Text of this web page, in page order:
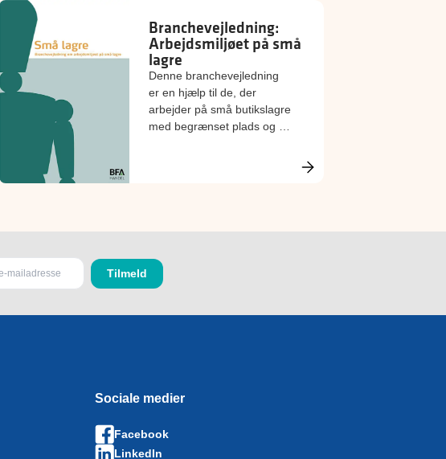
Branchevejledning:
Arbejdsmiljøet på små
lagre
Denne branchevejledning
er en hjælp til de, der
arbejder på små butikslagre
med begrænset plads og få
Sociale medier
Facebook
LinkedIn